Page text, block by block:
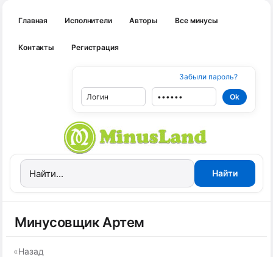
Главная Исполнители Авторы Все минусы
Контакты Регистрация
Забыли пароль?
Минусовщик Артем
«Назад